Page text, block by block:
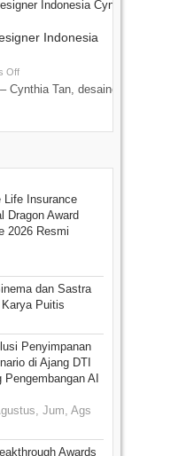
Indonesia
Off
Cynthia Tan, desainer
Life Insurance
Dragon Award
2026 Resmi
dan Sastra
Puitis
Penyimpanan
di Ajang DTI
Pengembangan AI
Jum, Ags
Awards